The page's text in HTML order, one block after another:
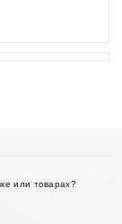
или товарах?